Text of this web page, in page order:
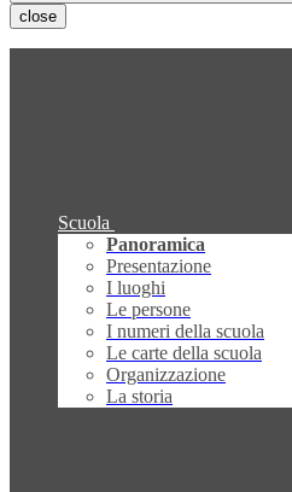
close
Scuola
Panoramica
Presentazione
I luoghi
Le persone
I numeri della scuola
Le carte della scuola
Organizzazione
La storia